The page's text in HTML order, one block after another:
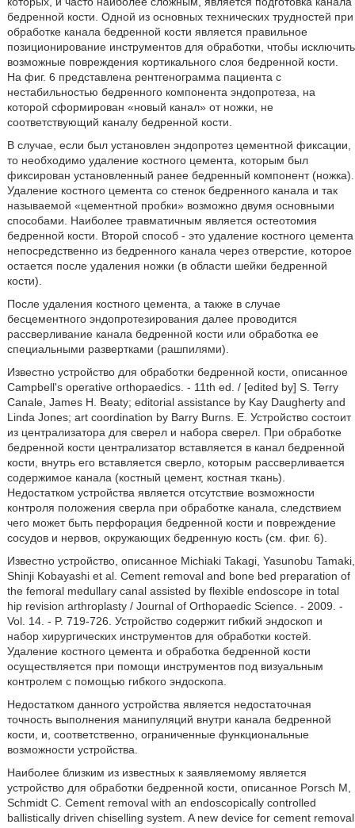
бедренной кости. Одной из основных технических трудностей при
обработке канала бедренной кости является правильное
позиционирование инструментов для обработки, чтобы исключить
возможные повреждения кортикального слоя бедренной кости.
На фиг. 6 представлена рентгенограмма пациента с
нестабильностью бедренного компонента эндопротеза, на
которой сформирован «новый канал» от ножки, не
соответствующий каналу бедренной кости.
В случае, если был установлен эндопротез цементной фиксации,
то необходимо удаление костного цемента, которым был
фиксирован установленный ранее бедренный компонент (ножка).
Удаление костного цемента со стенок бедренного канала и так
называемой «цементной пробки» возможно двумя основными
способами. Наиболее травматичным является остеотомия
бедренной кости. Второй способ - это удаление костного цемента
непосредственно из бедренного канала через отверстие, которое
остается после удаления ножки (в области шейки бедренной
кости).
После удаления костного цемента, а также в случае
бесцементного эндопротезирования далее проводится
рассверливание канала бедренной кости или обработка ее
специальными развертками (рашпилями).
Известно устройство для обработки бедренной кости, описанное
Campbell's operative orthopaedics. - 11th ed. / [edited by] S. Terry
Canale, James H. Beaty; editorial assistance by Kay Daugherty and
Linda Jones; art coordination by Barry Burns. E. Устройство состоит
из централизатора для сверел и набора сверел. При обработке
бедренной кости централизатор вставляется в канал бедренной
кости, внутрь его вставляется сверло, которым рассверливается
содержимое канала (костный цемент, костная ткань).
Недостатком устройства является отсутствие возможности
контроля положения сверла при обработке канала, следствием
чего может быть перфорация бедренной кости и повреждение
сосудов и нервов, окружающих бедренную кость (см. фиг. 6).
Известно устройство, описанное Michiaki Takagi, Yasunobu Tamaki,
Shinji Kobayashi et al. Cement removal and bone bed preparation of
the femoral medullary canal assisted by flexible endoscope in total
hip revision arthroplasty / Journal of Orthopaedic Science. - 2009. -
Vol. 14. - P. 719-726. Устройство содержит гибкий эндоскоп и
набор хирургических инструментов для обработки костей.
Удаление костного цемента и обработка бедренной кости
осуществляется при помощи инструментов под визуальным
контролем с помощью гибкого эндоскопа.
Недостатком данного устройства является недостаточная
точность выполнения манипуляций внутри канала бедренной
кости, и, соответственно, ограниченные функциональные
возможности устройства.
Наиболее близким из известных к заявляемому является
устройство для обработки бедренной кости, описанное Porsch М,
Schmidt С. Cement removal with an endoscopically controlled
ballistically driven chiselling system. A new device for cement removal